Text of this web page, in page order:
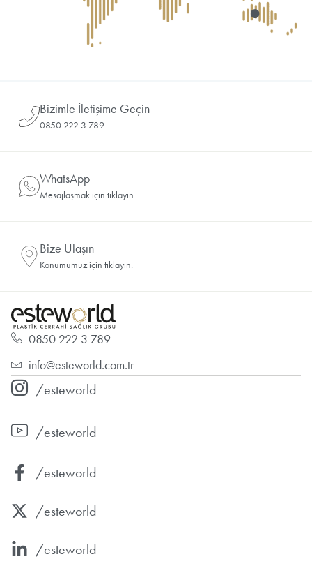
Bizimle İletişime Geçin
0850 222 3 789
WhatsApp
Mesajlaşmak için tıklayın
Bize Ulaşın
Konumumuz için tıklayın.
0850 222 3 789
info@esteworld.com.tr
/esteworld
/esteworld
/esteworld
/esteworld
/esteworld